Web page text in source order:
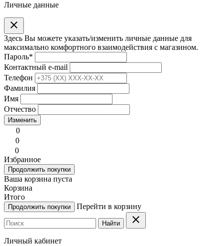
Личные данные
clear
Здесь Вы можете указать/изменить личные данные для
максимально комфортного взаимодействия с магазином.
Пароль*
Контактный e-mail
Телефон
Фамилия
Имя
Отчество
Изменить
0
0
0
Избранное
Продолжить покупки
Ваша корзина пуста
Корзина
Итого
Продолжить покупки Перейти в корзину
Найти clear
Личный кабинет